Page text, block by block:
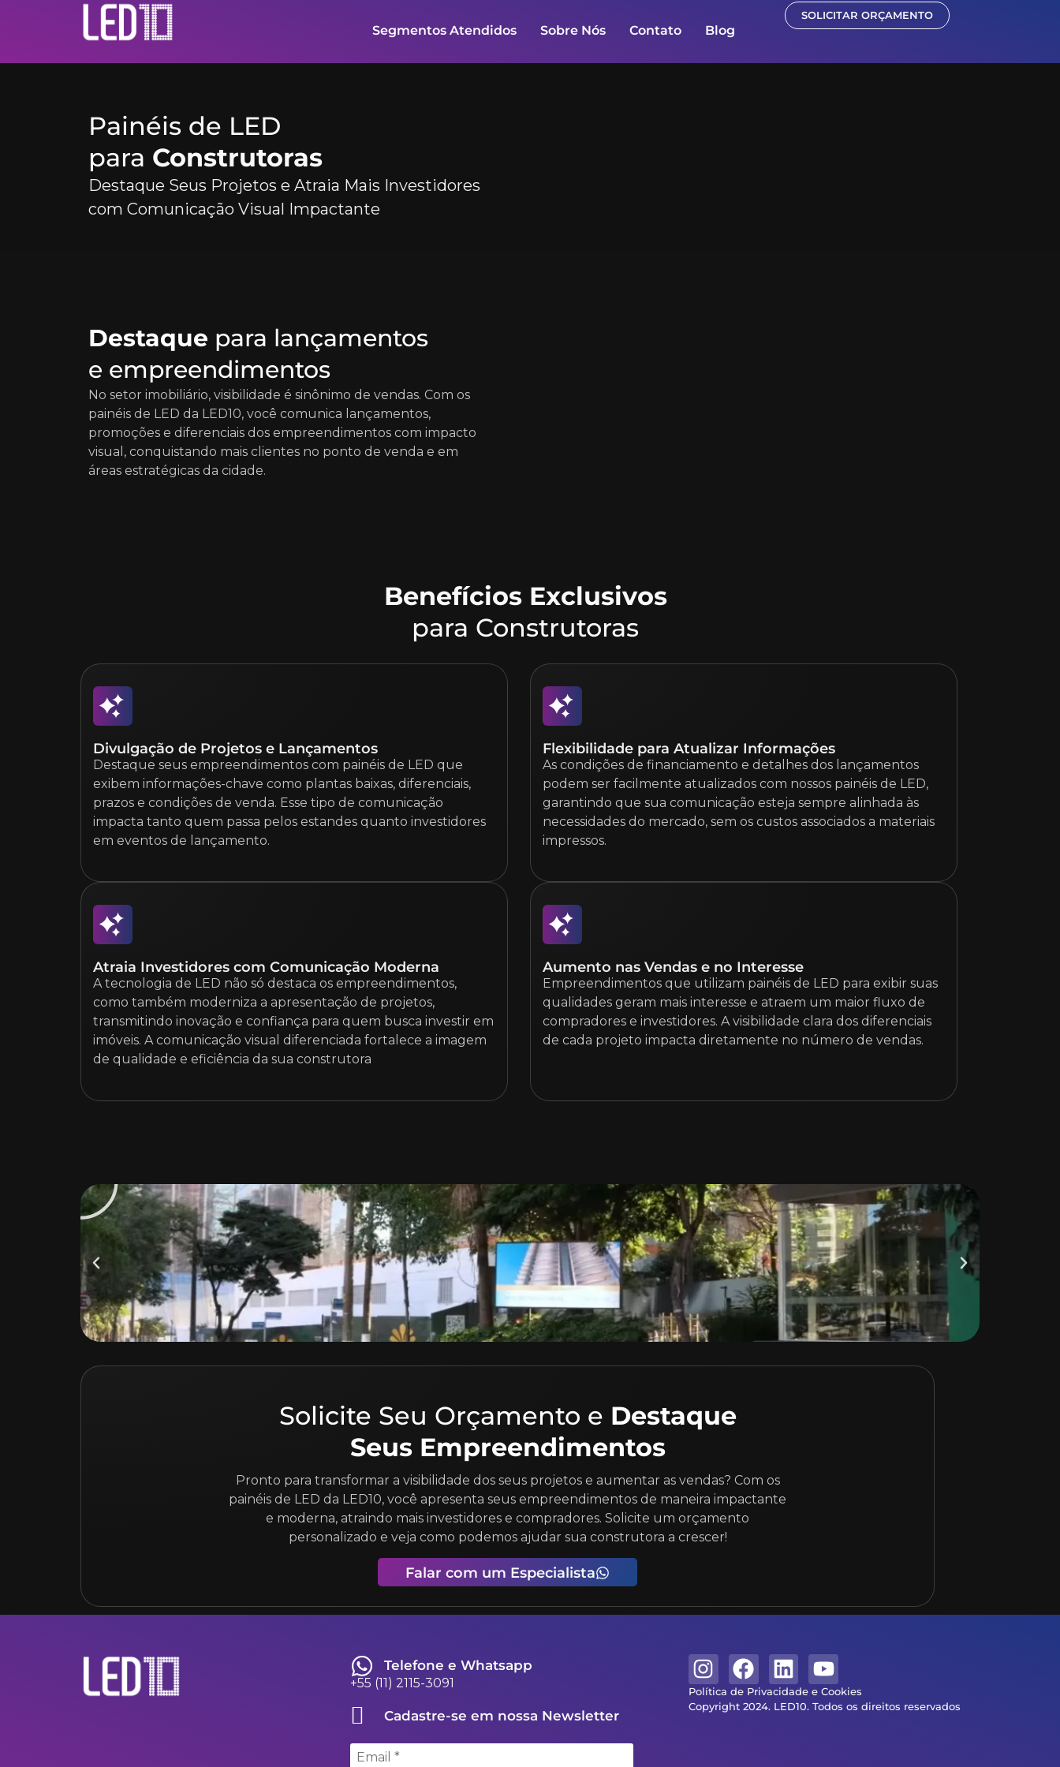
Segmentos Atendidos Sobre Nós Contato Blog
SOLICITAR ORÇAMENTO
Painéis de LED
para Construtoras
Destaque Seus Projetos e Atraia Mais Investidores
com Comunicação Visual Impactante
Destaque para lançamentos
e empreendimentos
No setor imobiliário, visibilidade é sinônimo de vendas. Com os
painéis de LED da LED10, você comunica lançamentos,
promoções e diferenciais dos empreendimentos com impacto
visual, conquistando mais clientes no ponto de venda e em
áreas estratégicas da cidade.
Benefícios Exclusivos
para Construtoras
Divulgação de Projetos e Lançamentos
Destaque seus empreendimentos com painéis de LED que
exibem informações-chave como plantas baixas, diferenciais,
prazos e condições de venda. Esse tipo de comunicação
impacta tanto quem passa pelos estandes quanto investidores
em eventos de lançamento.
Flexibilidade para Atualizar Informações
As condições de financiamento e detalhes dos lançamentos
podem ser facilmente atualizados com nossos painéis de LED,
garantindo que sua comunicação esteja sempre alinhada às
necessidades do mercado, sem os custos associados a materiais
impressos.
Atraia Investidores com Comunicação Moderna
A tecnologia de LED não só destaca os empreendimentos,
como também moderniza a apresentação de projetos,
transmitindo inovação e confiança para quem busca investir em
imóveis. A comunicação visual diferenciada fortalece a imagem
de qualidade e eficiência da sua construtora
Aumento nas Vendas e no Interesse
Empreendimentos que utilizam painéis de LED para exibir suas
qualidades geram mais interesse e atraem um maior fluxo de
compradores e investidores. A visibilidade clara dos diferenciais
de cada projeto impacta diretamente no número de vendas.
Solicite Seu Orçamento e Destaque
Seus Empreendimentos
Pronto para transformar a visibilidade dos seus projetos e aumentar as vendas? Com os
painéis de LED da LED10, você apresenta seus empreendimentos de maneira impactante
e moderna, atraindo mais investidores e compradores. Solicite um orçamento
personalizado e veja como podemos ajudar sua construtora a crescer!
Falar com um Especialista
Telefone e Whatsapp
+55 (11) 2115-3091
Cadastre-se em nossa Newsletter
Política de Privacidade e Cookies
Copyright 2024. LED10. Todos os direitos reservados